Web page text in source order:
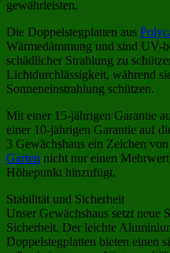
gewährleisten.
Die Doppelstegplatten aus
Wärmedämmung und sind UV-
schädlicher Strahlung zu
Lichtdurchlässigkeit, während
Sonneneinstrahlung schützen.
Mit einer 15-jährigen Garantie
einer 10-jährigen Garantie auf
3 Gewächshaus ein Zeichen
Garten nicht nur einen
Höhepunkt hinzufügt.
Stabilität und Sicherheit
Unser Gewächshaus setzt neue
Sicherheit. Der leichte
Doppelstegplatten bieten einen